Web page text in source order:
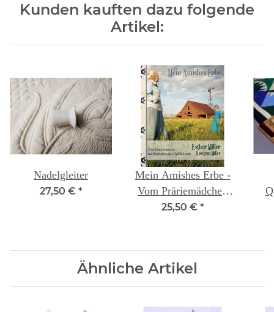
Kunden kauften dazu folgende
Artikel:
Nadelgleiter
27,50 € *
Mein Amishes Erbe -
Vom Präriemädchen
zur internationalen
25,50 € *
Ähnliche Artikel